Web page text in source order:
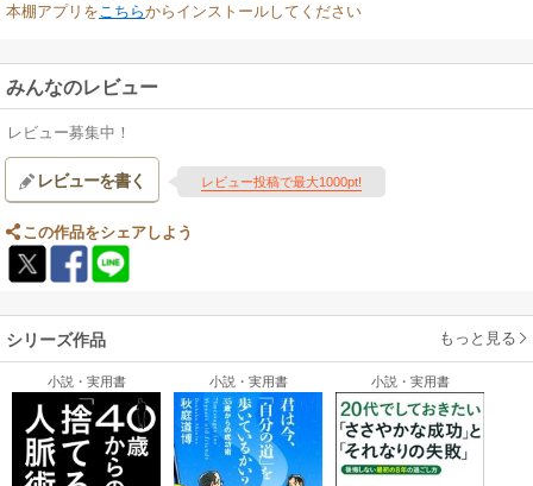
本棚アプリを こちらからインストールしてください
みんなのレビュー
レビュー募集中！
レビューを書く レビュー投稿で最大1000pt!
この作品をシェアしよう
シリーズ作品 もっと見る
小説・実用書 小説・実用書 小説・実用書